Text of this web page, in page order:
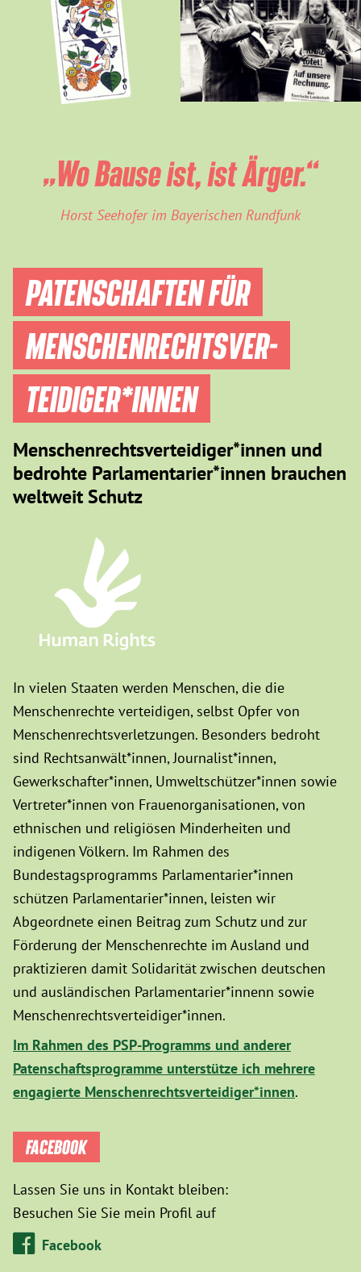
„Wo Bause ist, ist Ärger.“
Horst Seehofer im Bayerischen Rundfunk
PATENSCHAFTEN FÜR
MENSCHEN­RECHTS­VER­
TEIDIGER­*INNEN
Menschenrechtsverteidiger*innen und
bedrohte Parlamentarier*innen brauchen
weltweit Schutz
In vielen Staaten werden Menschen, die die
Menschenrechte verteidigen, selbst Opfer von
Menschenrechtsverletzungen. Besonders bedroht
sind Rechtsanwält*innen, Journalist*innen,
Gewerkschafter*innen, Umweltschützer*innen sowie
Vertreter*innen von Frauenorganisationen, von
ethnischen und religiösen Minderheiten und
indigenen Völkern. Im Rahmen des
Bundestagsprogramms Parlamentarier*innen
schützen Parlamentarier*innen, leisten wir
Abgeordnete einen Beitrag zum Schutz und zur
Förderung der Menschenrechte im Ausland und
praktizieren damit Solidarität zwischen deutschen
und ausländischen Parlamentarier*innenn sowie
Menschenrechtsverteidiger*innen.
Im Rahmen des PSP-Programms und anderer
Patenschaftsprogramme unterstütze ich mehrere
engagierte Menschenrechtsverteidiger*innen.
FACEBOOK
Lassen Sie uns in Kontakt bleiben:
Besuchen Sie Sie mein Profil auf
Facebook